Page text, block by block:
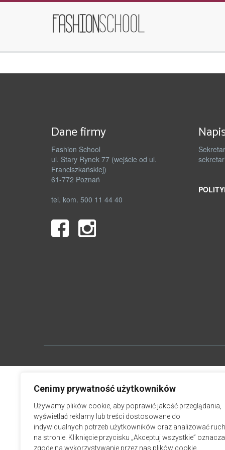
Cenimy prywatność użytkowników
Używamy plików cookie, aby poprawić jakość przeglądania,
wyświetlać reklamy lub treści dostosowane do
indywidualnych potrzeb użytkowników oraz analizować ruch
na stronie. Kliknięcie przycisku „Akceptuj wszystkie” oznacza
zgodę na wykorzystywanie przez nas plików cookie.
Dane firmy
Fashion School
ul. Stary Rynek 77 (wejście od ul.
Franciszkańskiej)
61-772 Poznań
tel. kom. 500 11 44 40